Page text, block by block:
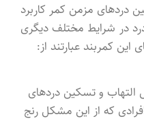
دردهای مزمن کمر کاربرد
در شرایط مختلف دیگری
کمربند عبارتند از:
التهاب و تسکین دردهای
که از این مشکل رنج